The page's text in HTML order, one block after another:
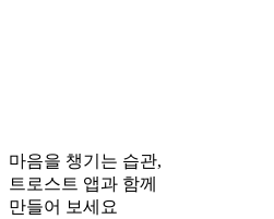
마음을 챙기는 습관,
트로스트 앱과 함께
만들어 보세요